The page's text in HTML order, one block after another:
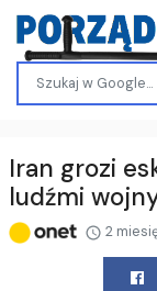
Iran grozi
ludźmi
2